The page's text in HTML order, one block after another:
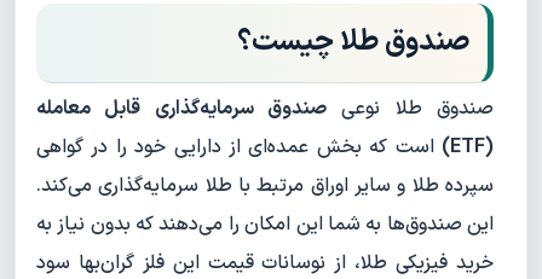
صندوق طلا چیست؟
صندوق طلا نوعی صندوق سرمایه‌گذاری قابل معامله
(ETF)
است که بخش عمده‌ای از دارایی خود را در گواهی
سپرده طلا و سایر اوراق مرتبط با طلا سرمایه‌گذاری می‌کند.
این صندوق‌ها به شما این امکان را می‌دهند که بدون نیاز به
خرید فیزیکی طلا، از نوسانات قیمت این فلز گران‌بها سود